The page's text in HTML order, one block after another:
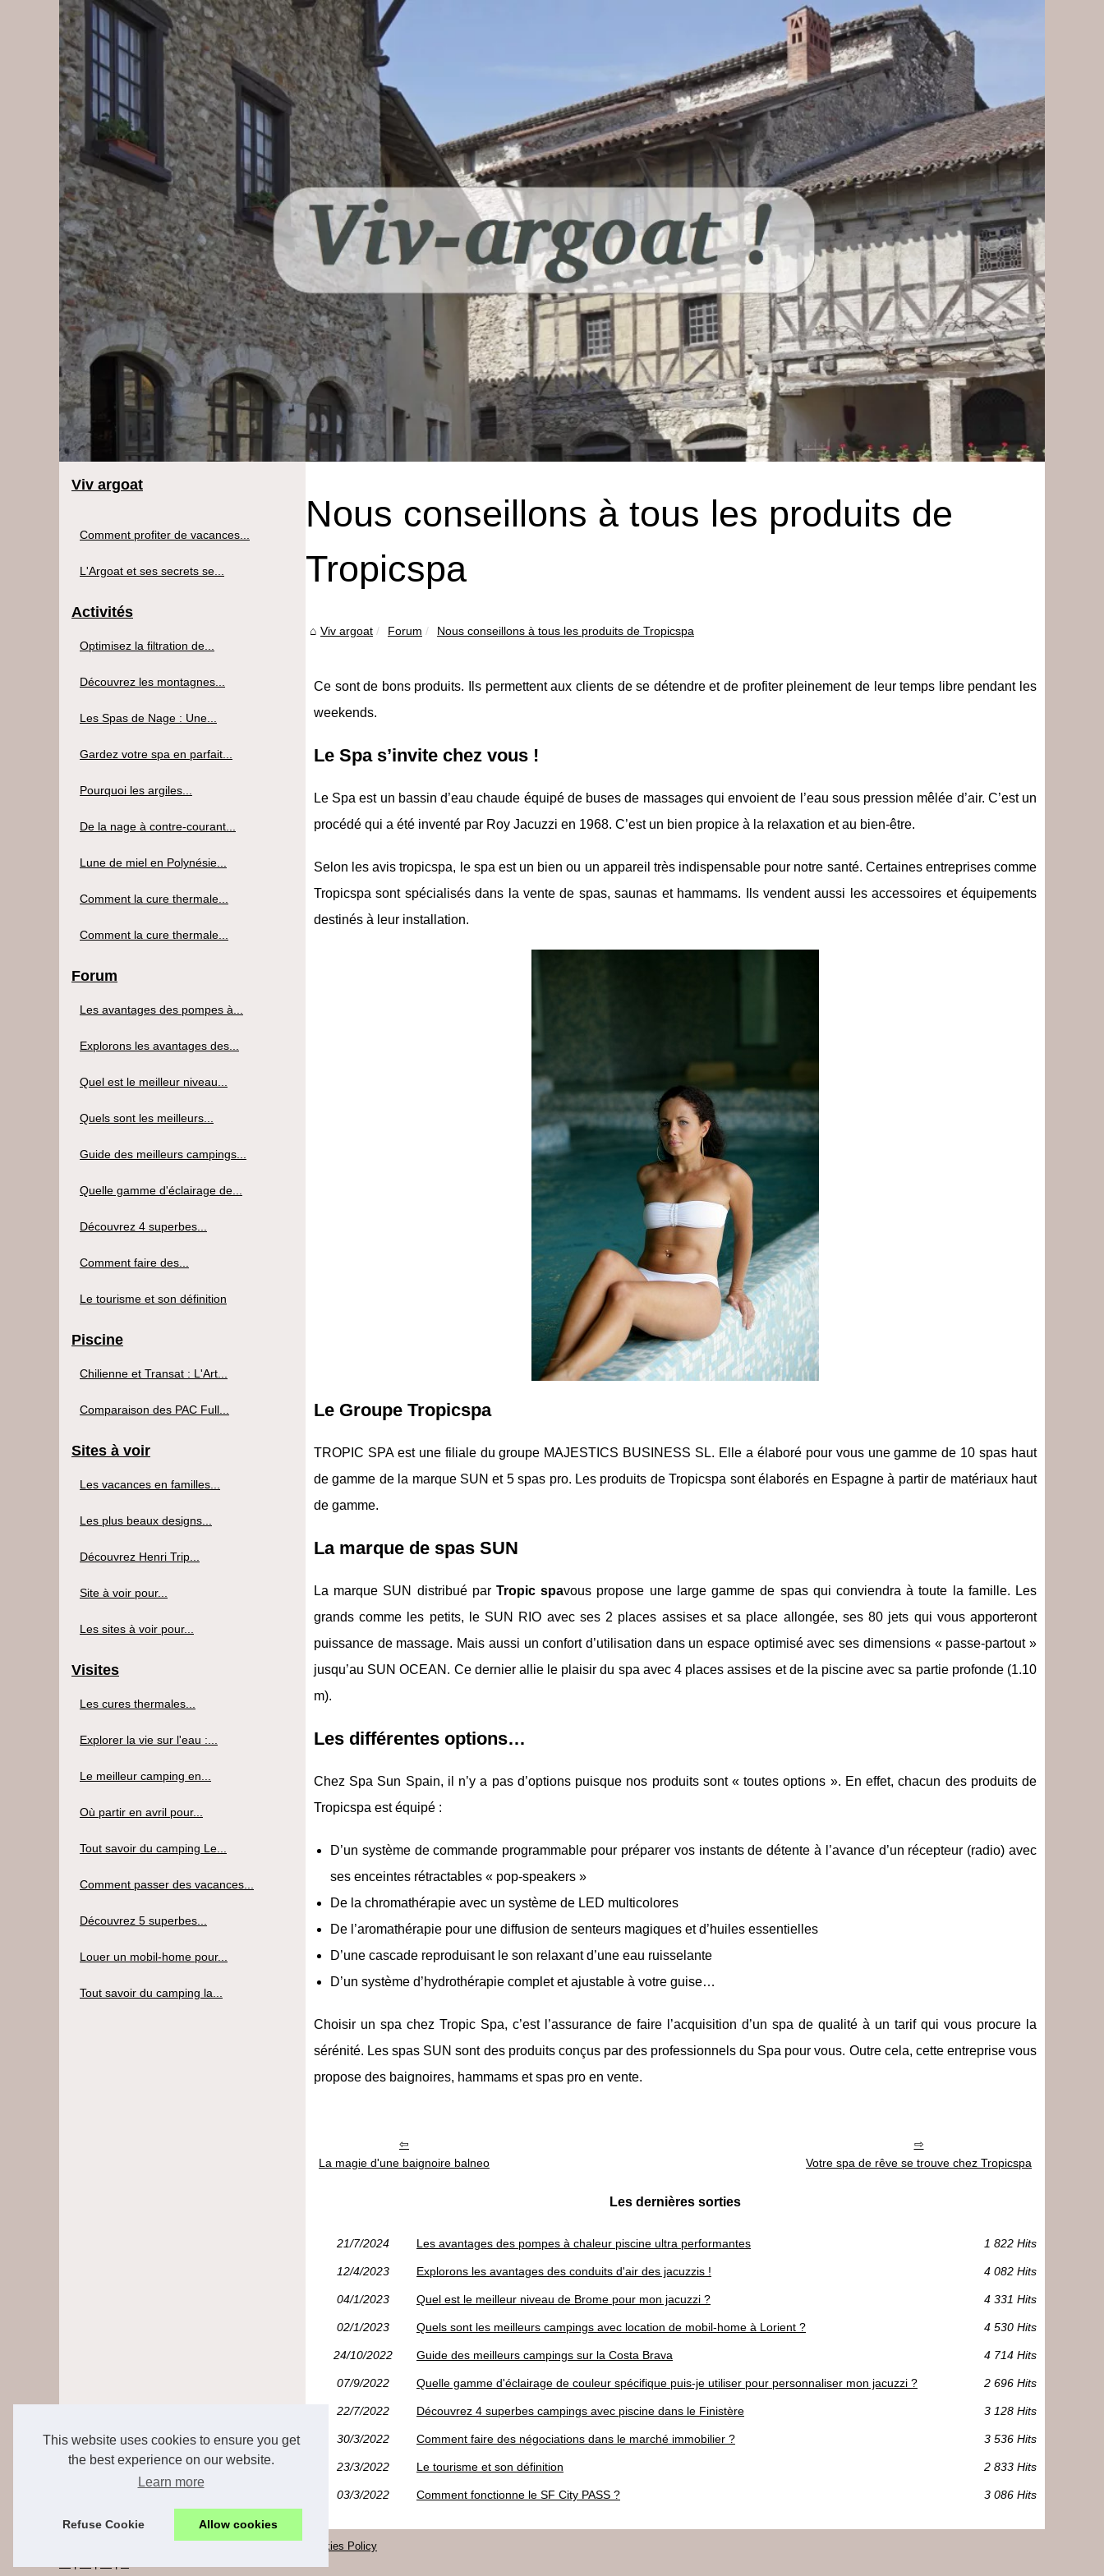
This website uses cookies to ensure you get
the best experience on our website.
Learn more
Refuse Cookie Allow cookies
Nous conseillons à tous les produits de
Tropicspa
Viv argoat Forum Nous conseillons à tous les produits de Tropicspa
Ce sont de bons produits. Ils permettent aux clients de se détendre et de profiter pleinement de leur temps libre pendant les
weekends.
Le Spa s’invite chez vous !
Le Spa est un bassin d’eau chaude équipé de buses de massages qui envoient de l’eau sous pression mêlée d’air. C’est un
procédé qui a été inventé par Roy Jacuzzi en 1968. C’est un bien propice à la relaxation et au bien-être.
Selon les avis tropicspa, le spa est un bien ou un appareil très indispensable pour notre santé. Certaines entreprises comme
Tropicspa sont spécialisés dans la vente de spas, saunas et hammams. Ils vendent aussi les accessoires et équipements
destinés à leur installation.
Le Groupe Tropicspa
TROPIC SPA est une filiale du groupe MAJESTICS BUSINESS SL. Elle a élaboré pour vous une gamme de 10 spas haut
de gamme de la marque SUN et 5 spas pro. Les produits de Tropicspa sont élaborés en Espagne à partir de matériaux haut
de gamme.
La marque de spas SUN
La marque SUN distribué parTropic spavous propose une large gamme de spas qui conviendra à toute la famille. Les
grands comme les petits, le SUN RIO avec ses 2 places assises et sa place allongée, ses 80 jets qui vous apporteront
puissance de massage. Mais aussi un confort d’utilisation dans un espace optimisé avec ses dimensions « passe-partout »
jusqu’au SUN OCEAN. Ce dernier allie le plaisir du spa avec 4 places assises et de la piscine avec sa partie profonde (1.10
m).
Les différentes options…
Chez Spa Sun Spain, il n’y a pas d’options puisque nos produits sont « toutes options ». En effet, chacun des produits de
Tropicspa est équipé :
D’un système de commande programmable pour préparer vos instants de détente à l’avance d’un récepteur (radio) avec
ses enceintes rétractables « pop-speakers »
De la chromathérapie avec un système de LED multicolores
De l’aromathérapie pour une diffusion de senteurs magiques et d’huiles essentielles
D’une cascade reproduisant le son relaxant d’une eau ruisselante
D’un système d’hydrothérapie complet et ajustable à votre guise…
Choisir un spa chez Tropic Spa, c’est l’assurance de faire l’acquisition d’un spa de qualité à un tarif qui vous procure la
sérénité. Les spas SUN sont des produits conçus par des professionnels du Spa pour vous. Outre cela, cette entreprise vous
propose des baignoires, hammams et spas pro en vente.
La magie d'une baignoire balneo Votre spa de rêve se trouve chez Tropicspa
Les dernières sorties
21/7/2024 Les avantages des pompes à chaleur piscine ultra performantes 1 822 Hits
12/4/2023 Explorons les avantages des conduits d'air des jacuzzis ! 4 082 Hits
04/1/2023 Quel est le meilleur niveau de Brome pour mon jacuzzi ? 4 331 Hits
02/1/2023 Quels sont les meilleurs campings avec location de mobil-home à Lorient ? 4 530 Hits
24/10/2022 Guide des meilleurs campings sur la Costa Brava 4 714 Hits
07/9/2022 Quelle gamme d'éclairage de couleur spécifique puis-je utiliser pour personnaliser mon jacuzzi ? 2 696 Hits
22/7/2022 Découvrez 4 superbes campings avec piscine dans le Finistère 3 128 Hits
30/3/2022 Comment faire des négociations dans le marché immobilier ? 3 536 Hits
23/3/2022 Le tourisme et son définition 2 833 Hits
03/3/2022 Comment fonctionne le SF City PASS ?‎ 3 086 Hits
Viv argoat
Comment profiter de vacances...
L'Argoat et ses secrets se...
Activités
Optimisez la filtration de...
Découvrez les montagnes...
Les Spas de Nage : Une...
Gardez votre spa en parfait...
Pourquoi les argiles...
De la nage à contre-courant...
Lune de miel en Polynésie...
Comment la cure thermale...
Comment la cure thermale...
Forum
Les avantages des pompes à...
Explorons les avantages des...
Quel est le meilleur niveau...
Quels sont les meilleurs...
Guide des meilleurs campings...
Quelle gamme d'éclairage de...
Découvrez 4 superbes...
Comment faire des...
Le tourisme et son définition
Piscine
Chilienne et Transat : L'Art...
Comparaison des PAC Full...
Sites à voir
Les vacances en familles...
Les plus beaux designs...
Découvrez Henri Trip...
Site à voir pour...
Les sites à voir pour...
Visites
Les cures thermales...
Explorer la vie sur l'eau :...
Le meilleur camping en...
Où partir en avril pour...
Tout savoir du camping Le...
Comment passer des vacances...
Découvrez 5 superbes...
Louer un mobil-home pour...
Tout savoir du camping la...
Cookies Policy